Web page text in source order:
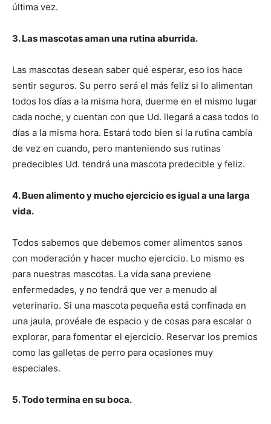
Cachorros
última vez.
3. Las mascotas aman una rutina aburrida.
Las mascotas desean saber qué esperar, eso los hace
sentir seguros. Su perro será el más feliz si lo alimentan
todos los días a la misma hora, duerme en el mismo lugar
cada noche, y cuentan con que Ud. llegará a casa todos lo
días a la misma hora. Estará todo bien si la rutina cambia
de vez en cuando, pero manteniendo sus rutinas
predecibles Ud. tendrá una mascota predecible y feliz.
4. Buen alimento y mucho ejercicio es igual a una larga
vida.
Todos sabemos que debemos comer alimentos sanos
con moderación y hacer mucho ejercicio. Lo mismo es
para nuestras mascotas. La vida sana previene
enfermedades, y no tendrá que ver a menudo al
veterinario. Si una mascota pequeña está confinada en
una jaula, provéale de espacio y de cosas para escalar o
explorar, para fomentar el ejercicio. Reservar los premios
como las galletas de perro para ocasiones muy
especiales.
5. Todo termina en su boca.